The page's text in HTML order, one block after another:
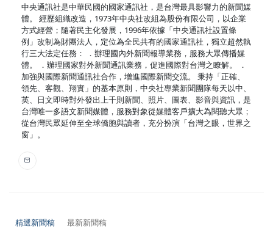
中央通訊社是中華民國的國家通訊社，是台灣最具影響力的新聞媒
體。 經歷組織改造，1973年中央社改組為股份有限公司，以企業
方式經營；隨著民主化發展，1996年依據「中央通訊社設置條
例」改制為財團法人，定位為全民共有的國家通訊社，獨立超然執
行三大法定任務： ．辦理國內外新聞報導業務，服務大眾傳播媒
體。 ．辦理國家對外新聞通訊業務，促進國際對台灣之瞭解。 ．
加強與國際新聞通訊社合作，增進國際新聞交流。 秉持「正確、
領先、客觀、翔實」的基本原則，中央社專業新聞團隊每天以中、
英、日文即時對外發出上千則新聞、照片、圖表、影音與資訊，是
台灣唯一多語文新聞媒體，服務對象從媒體客戶擴大為閱聽大眾；
從台灣民眾延伸至全球僑胞與讀者，充分扮演「台灣之眼，世界之
窗」。
精選新聞稿 最新新聞稿